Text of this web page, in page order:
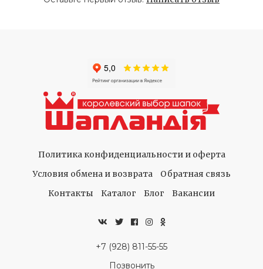
Политика конфиденциальности и оферта
Условия обмена и возврата
Обратная связь
Контакты
Каталог Блог Вакансии
+7 (928) 811-55-55
Позвонить